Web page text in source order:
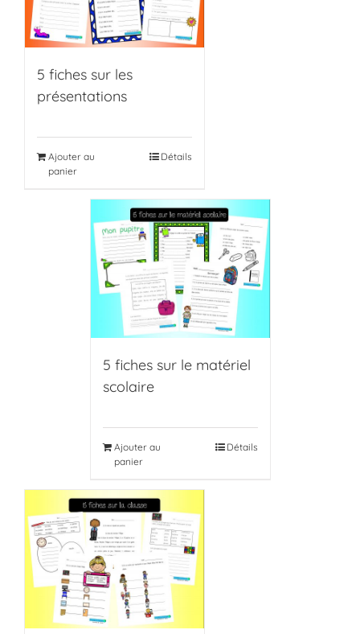
5 fiches sur les
présentations
Ajouter au
panier
Détails
5 fiches sur le matériel
scolaire
Ajouter au
panier
Détails